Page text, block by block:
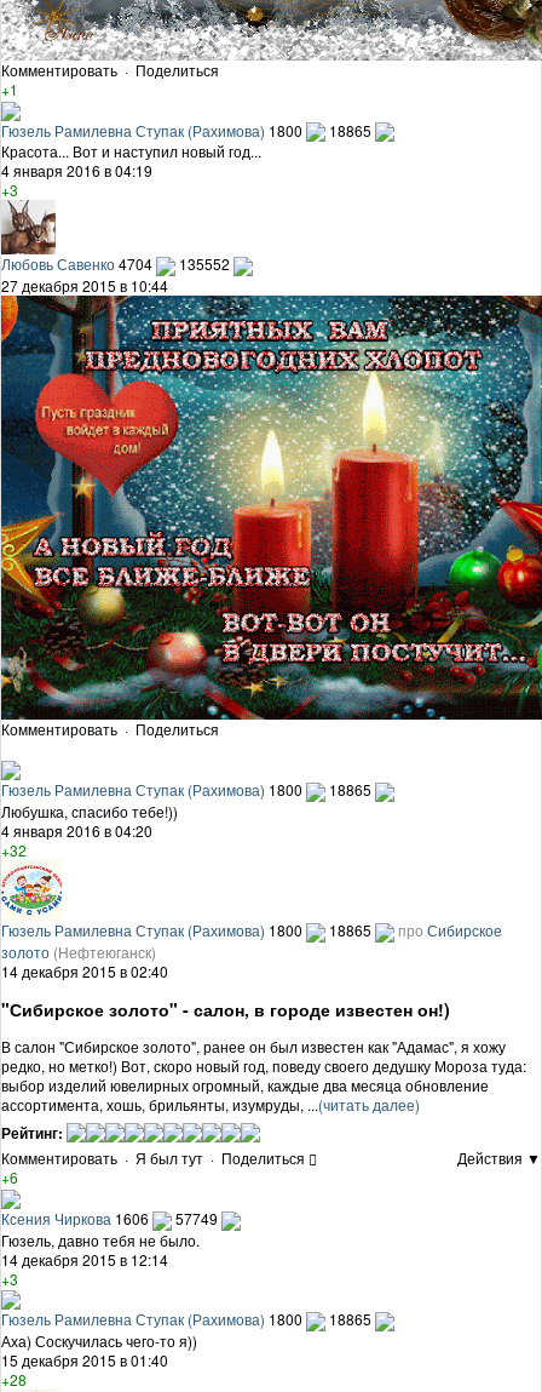
Комментировать · Поделиться
+1
Гюзель Рамилевна Ступак (Рахимова) 1800
18865
Красота... Вот и наступил новый год...
4 января 2016 в 04:19
+3
Любовь Савенко4704
135552
27 декабря 2015 в 10:44
Комментировать · Поделиться
Гюзель Рамилевна Ступак (Рахимова) 1800
18865
Любушка, спасибо тебе!))
4 января 2016 в 04:20
+32
Гюзель Рамилевна Ступак (Рахимова) 1800 18865 про Сибирское
золото (Нефтеюганск)
14 декабря 2015 в 02:40
"Сибирское золото" - салон, в городе известен он!)
В салон "Сибирское золото", ранее он был известен как "Адамас", я хожу
редко, но метко!) Вот, скоро новый год, поведу своего дедушку Мороза туда:
выбор изделий ювелирных огромный, каждые два месяца обновление
ассортимента, хошь, брильянты, изумруды, ...(читать далее)
Рейтинг:
Комментировать · Я был тут · Поделиться
Действия ▼
+6
Ксения Чиркова 1606
57749
Гюзель, давно тебя не было.
14 декабря 2015 в 12:14
+3
Гюзель Рамилевна Ступак (Рахимова) 1800
18865
Аха) Соскучилась чего-то я))
15 декабря 2015 в 01:40
+28